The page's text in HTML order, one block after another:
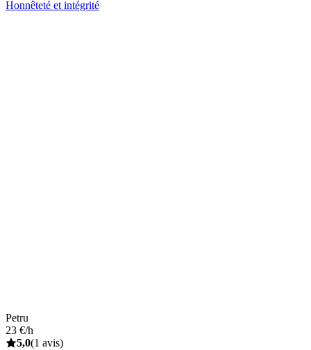
Honnêteté et intégrité
Petru
23 €/h
5,0(1 avis)